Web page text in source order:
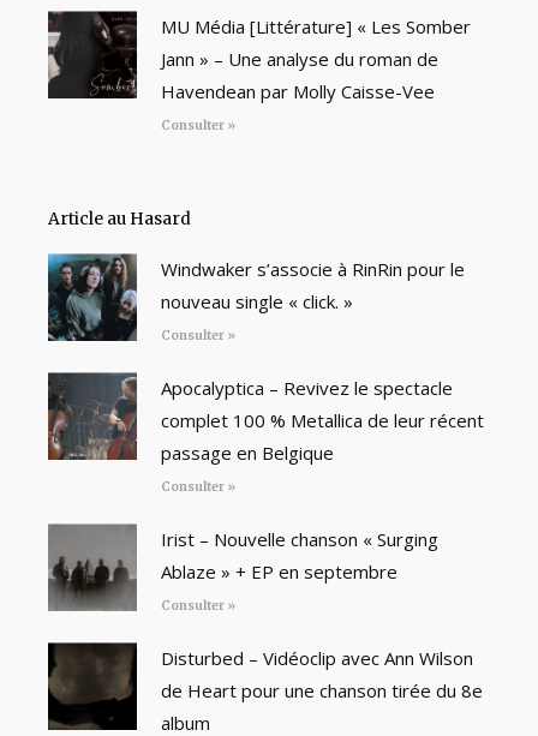
MU Média [Littérature] « Les Somber
Jann » – Une analyse du roman de
Havendean par Molly Caisse-Vee
Consulter »
Article au Hasard
Windwaker s’associe à RinRin pour le
nouveau single « click. »
Consulter »
Apocalyptica – Revivez le spectacle
complet 100 % Metallica de leur récent
passage en Belgique
Consulter »
Irist – Nouvelle chanson « Surging
Ablaze » + EP en septembre
Consulter »
Disturbed – Vidéoclip avec Ann Wilson
de Heart pour une chanson tirée du 8e
album